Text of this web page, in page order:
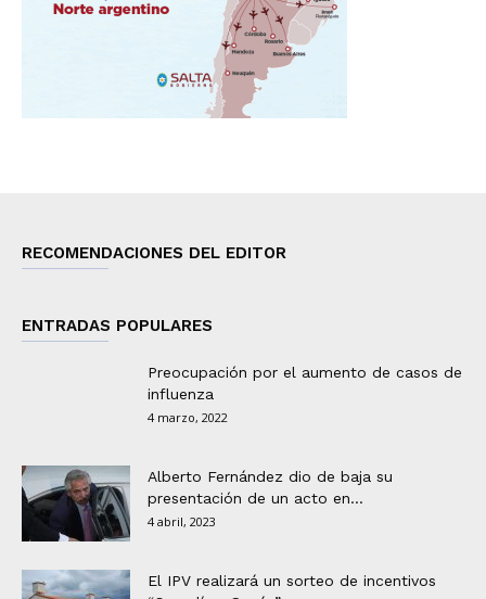
RECOMENDACIONES DEL EDITOR
ENTRADAS POPULARES
Preocupación por el aumento de casos de
influenza
4 marzo, 2022
Alberto Fernández dio de baja su
presentación de un acto en...
4 abril, 2023
El IPV realizará un sorteo de incentivos